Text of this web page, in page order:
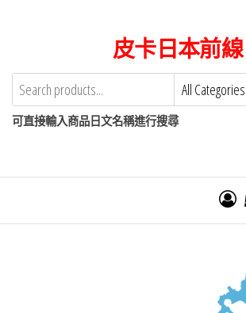
皮卡日本前線
可直接輸入商品日文名稱進行搜尋